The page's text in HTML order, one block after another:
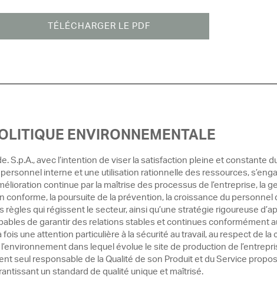
TÉLÉCHARGER LE PDF
ENVIRONNEMENTALE
S.p.A., avec l’intention de viser la satisfaction pleine et constante
interne et une utilisation rationnelle des ressources,
continue par la maîtrise des processus de l’entreprise, la
conforme, la poursuite de la prévention, la croissance du personnel
règles qui régissent le secteur, ainsi qu’une stratégie rigoureuse
de garantir des relations stables et continues conformément
fois une attention particulière à la sécurité au travail, au respect de la
dans lequel évolue le site de production de
seul responsable de la Qualité de son Produit et du Service
un standard de qualité unique et maîtrisé.